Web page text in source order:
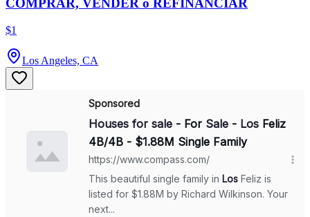
COMPRAR, VENDER o REFINANCIAR
$1
Los Angeles, CA